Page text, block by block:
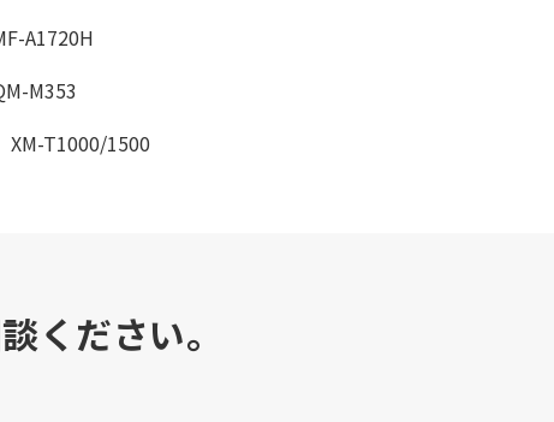
A1720H
M353
T1000/1500
ください。